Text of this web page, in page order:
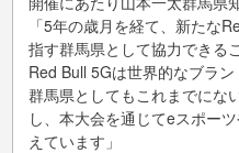
「5年の歳月を経て、新たな
指す群馬県として協力できる
Red Bull 5Gは世界的なブラ
群馬県としてもこれまでにな
し、本大会を通じてeスポー
えています」